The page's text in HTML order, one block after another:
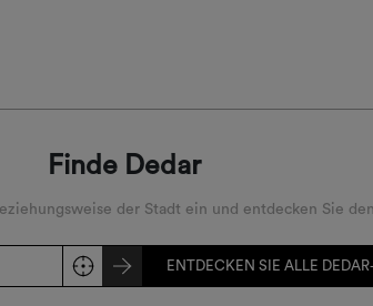
Finde Dedar
der Stadt ein und entdecken Sie
ENTDECKEN SIE ALLE